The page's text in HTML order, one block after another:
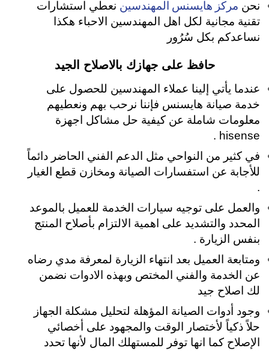
نحن مركز هايسنس المهندسين نعطي استشارات
تقنية مجانية لكل اهل المهندسين الاحباء هكذا
نساعدكم بكل سُرُور
حافظ على جهازك بالاصلاح الجيد
عندما يأتي إلينا عملاء المهندسين للحصول على
خدمة صيانة هايسنس فإننا نرحب بهم ونعطيهم
معلومات شاملة عن كيفية حل مشاكل اجهزة
hisense .
في كثير من النواحي مثل الدعم الفني الحاضر دائماً
للأجابة عن استفسارات الصيانة ومخازن قطع الغيار
.
والعمل على توجيه سيارات الخدمة للعميل بالموعد
المحدد والتشديد على اهمية الالتزام بأصلاح المنتج
بنفس الزيارة .
ومتابعة العميل بعد انتهاء الزيارة لمعرفة مدي رضاه
عن الخدمة والفني المختص وبهذه الادوات نضمن
لك اصلاح جيد
وجود أدوات الصيانة المؤهلة لتحليل مشكلة الجهاز
حلاً ذكياً لأختصار الوقت والمجهود على أخصائي
الإصلاح كما انها توفر للمستهلك المال لأنها تحدد